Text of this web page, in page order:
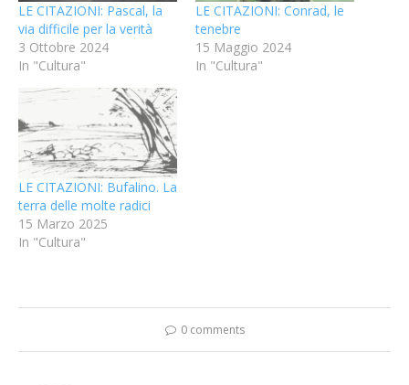
LE CITAZIONI: Pascal, la
via difficile per la verità
3 Ottobre 2024
In "Cultura"
LE CITAZIONI: Conrad, le
tenebre
15 Maggio 2024
In "Cultura"
LE CITAZIONI: Bufalino. La
terra delle molte radici
15 Marzo 2025
In "Cultura"
0 comments